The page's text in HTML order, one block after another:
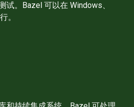
试。Bazel 可以在 Windows、
。